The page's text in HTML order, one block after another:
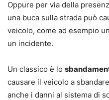
Oppure per via della
una buca sulla strada può
veicolo, come ad esempio
un incidente.
Un classico è lo
causare il veicolo a
anche i danni al sistema di